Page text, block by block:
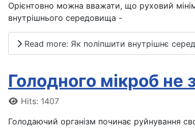
Орієнтовно можна вважати, що руховий
внутрішнього середовища -
Read more: Як поліпшити внутрішнє
Голодного мікроб не
DetailsHits: 1407
Голодаючий організм починає руйнування